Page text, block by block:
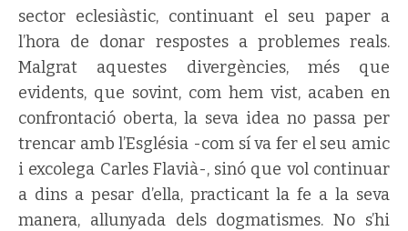
sector eclesiàstic, continuant el seu paper a
l’hora de donar respostes a problemes reals.
Malgrat aquestes divergències, més que
evidents, que sovint, com hem vist, acaben en
confrontació oberta, la seva idea no passa per
trencar amb l’Església -com sí va fer el seu amic
i excolega Carles Flavià-, sinó que vol continuar
a dins a pesar d’ella, practicant la fe a la seva
manera, allunyada dels dogmatismes. No s’hi